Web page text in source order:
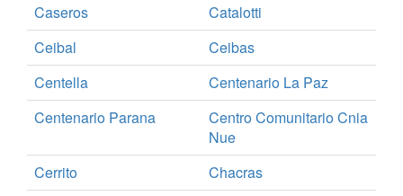
Caseros
Catalotti
Ceibal
Ceibas
Centella
Centenario La Paz
Centenario Parana
Centro Comunitario Cnia
Nue
Cerrito
Chacras